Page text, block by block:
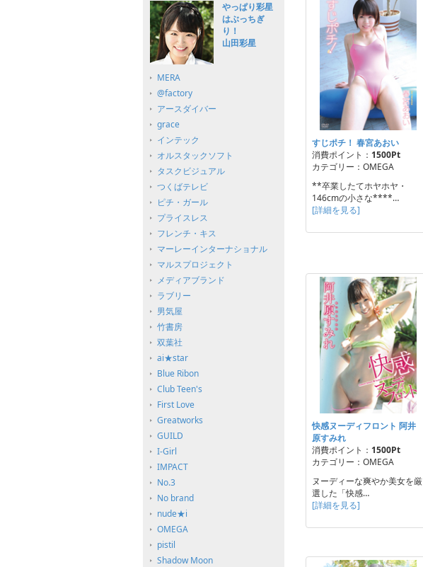
やっぱり彩星
はぶっちぎ
り！
山田彩星
MERA
@factory
アースダイバー
grace
インテック
オルスタックソフト
タスクビジュアル
つくばテレビ
ピチ・ガール
プライスレス
フレンチ・キス
マーレーインターナショナル
マルスプロジェクト
メディアブランド
ラブリー
男気屋
竹書房
双葉社
ai★star
Blue Ribon
Club Teen's
First Love
Greatworks
GUILD
I-Girl
IMPACT
No.3
No brand
nude★i
OMEGA
pistil
Shadow Moon
すじポチ！ 春宮あおい
消費ポイント： 1500Pt
カテゴリー：OMEGA
**卒業したてホヤホヤ・
146cmの小さな****…
[詳細を見る]
快感ヌーディフロント 阿井
原すみれ
消費ポイント： 1500Pt
カテゴリー：OMEGA
ヌーディーな爽やか美女を厳
選した「快感…
[詳細を見る]